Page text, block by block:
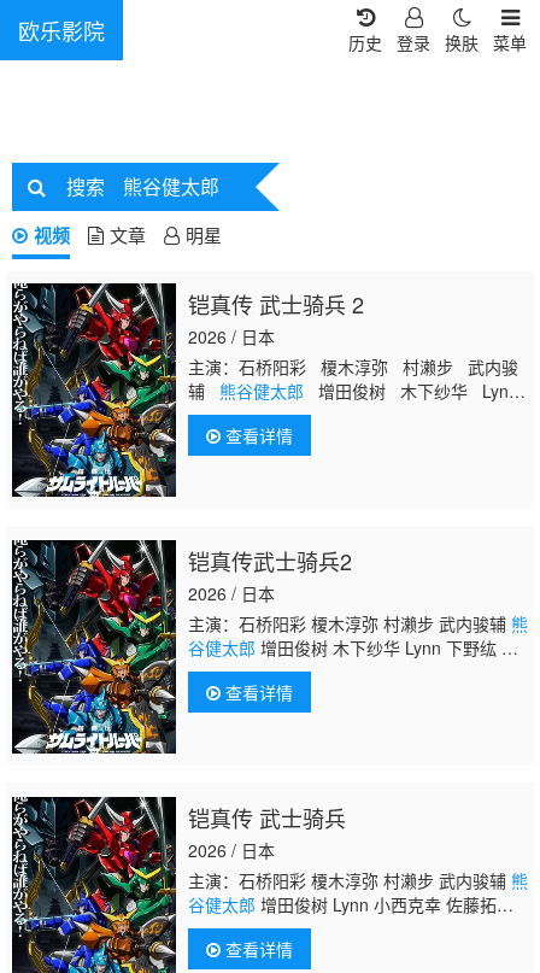
欧乐影院 菜单
换肤
登录
历史
搜索 熊谷健太郎
视频 文章 明星
铠真传 武士骑兵 2
2026 / 日本
主演：石桥阳彩 榎木淳弥 村濑步 武内骏
辅 熊谷健太郎 增田俊树 木下纱华 Lynn
下野纮 草尾毅 野岛裕史 置鲇龙太郎 佐
佐木望 西村朋纮 小西克幸 佐藤拓也 鸟
海浩辅 寺岛拓笃 杉田智和 天崎滉平 铃
查看详情
铠真传武士骑兵2
2026 / 日本
主演：石桥阳彩 榎木淳弥 村濑步 武内骏辅 熊
谷健太郎 增田俊树 木下纱华 Lynn 下野纮 草
尾毅 野岛裕史 置鲇龙太郎 佐佐木望 西村朋
纮 小西克幸 佐藤拓也 鸟海浩辅 寺岛拓笃 杉
田智和 天崎滉平 铃村健一 泽城千春 竹内良
查看详情
铠真传 武士骑兵
2026 / 日本
主演：石桥阳彩 榎木淳弥 村濑步 武内骏辅 熊
谷健太郎 增田俊树 Lynn 小西克幸 佐藤拓
也 鸟海浩辅 寺岛拓笃 杉田智和 天崎滉平
查看详情